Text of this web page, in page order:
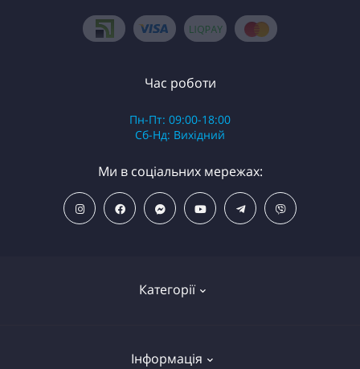
Категорії
ПОПУЛЯРНІ ТОВАРИ
Інформація
Час роботи
Пн-Пт: 09:00-18:00
Сб-Нд: Вихідний
Ми в соціальних мережах: